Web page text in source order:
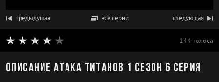
предыдущая все серии следующая
144 голоса
Описание Атака титанов 1 сезон 6 серия